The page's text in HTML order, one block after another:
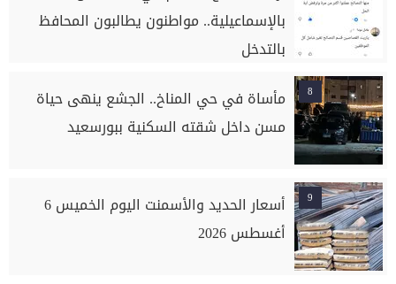
بالإسماعيلية.. مواطنون يطالبون المحافظ
بالتدخل
8
مأساة في حي المناخ.. الجشع ينهى حياة
مسن داخل شقته السكنية ببورسعيد
9
أسعار الحديد والأسمنت اليوم الخميس 6
أغسطس 2026